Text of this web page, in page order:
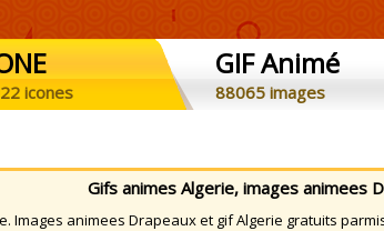
icones
GIF Animé
88065 images
Gifs animes Algerie, images animees
animees Drapeaux et gif Algerie gratuits